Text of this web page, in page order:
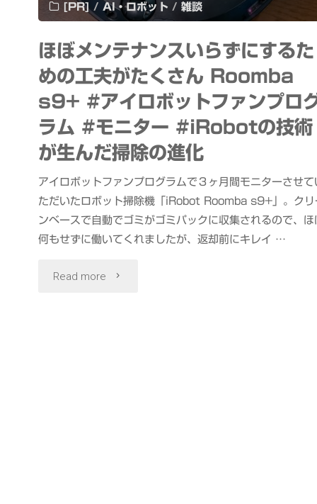
[PR] / AI・ロボット / 雑談
ほぼメンテナンスいらずにするた
めの工夫がたくさん Roomba
s9+ #アイロボットファンプロ
ラム #モニター #iRobotの技術
が生んだ掃除の進化
アイロボットファンプログラムで３ヶ月間モニターさせて
ただいたロボット掃除機「iRobot Roomba s9+」。クリ
ンベースで自動でゴミがゴミパックに収集されるので、ほ
何もせずに働いてくれましたが、返却前にキレイ …
Read more "ほ